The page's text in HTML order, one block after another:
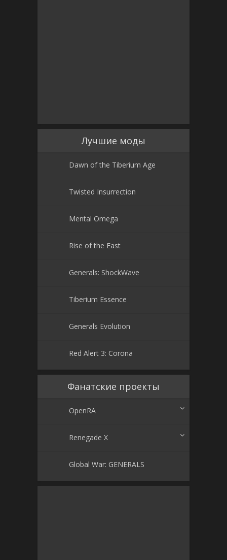
Лучшие моды
Dawn of the Tiberium Age
Twisted Insurrection
Mental Omega
Rise of the East
Generals: ShockWave
Tiberium Essence
Generals Evolution
Red Alert 3: Corona
Фанатские проекты
OpenRA
Renegade X
Global War: GENERALS